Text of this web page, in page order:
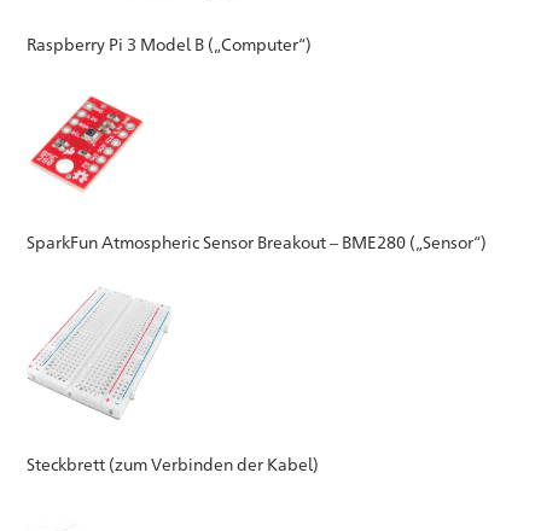
Raspberry Pi 3 Model B („Computer“)
SparkFun Atmospheric Sensor Breakout – BME280 („Sensor“)
Steckbrett (zum Verbinden der Kabel)